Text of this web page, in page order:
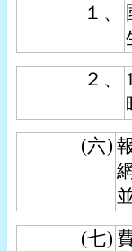
１、
２、
(六)
(七)